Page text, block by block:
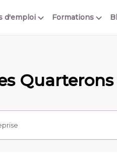
d'emploi Formations
Quarterons